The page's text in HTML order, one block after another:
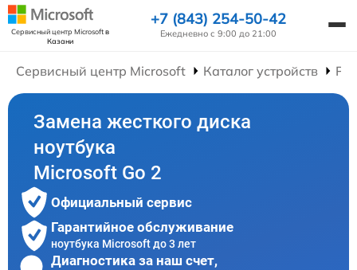
Сервисный центр Microsoftв
Казани
+7 (843) 254-50-42
Ежедневно с 9:00 до 21:00
Сервисный центр Microsoft Каталог устройств
Замена жесткого диска
ноутбука
Microsoft Go 2
Официальный сервис
Гарантийное обслуживание
ноутбука Microsoft до 3 лет
Диагностика за наш счет,